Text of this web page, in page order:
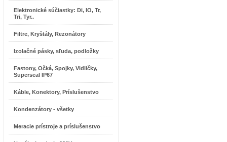
Elektronické súčiastky: Di, IO, Tr,
Tri, Tyr..
Filtre, Kryštály, Rezonátory
Izolačné pásky, sľuda, podložky
Fastony, Očká, Spojky, Vidličky,
Superseal IP67
Káble, Konektory, Príslušenstvo
Kondenzátory - všetky
Meracie prístroje a príslušenstvo